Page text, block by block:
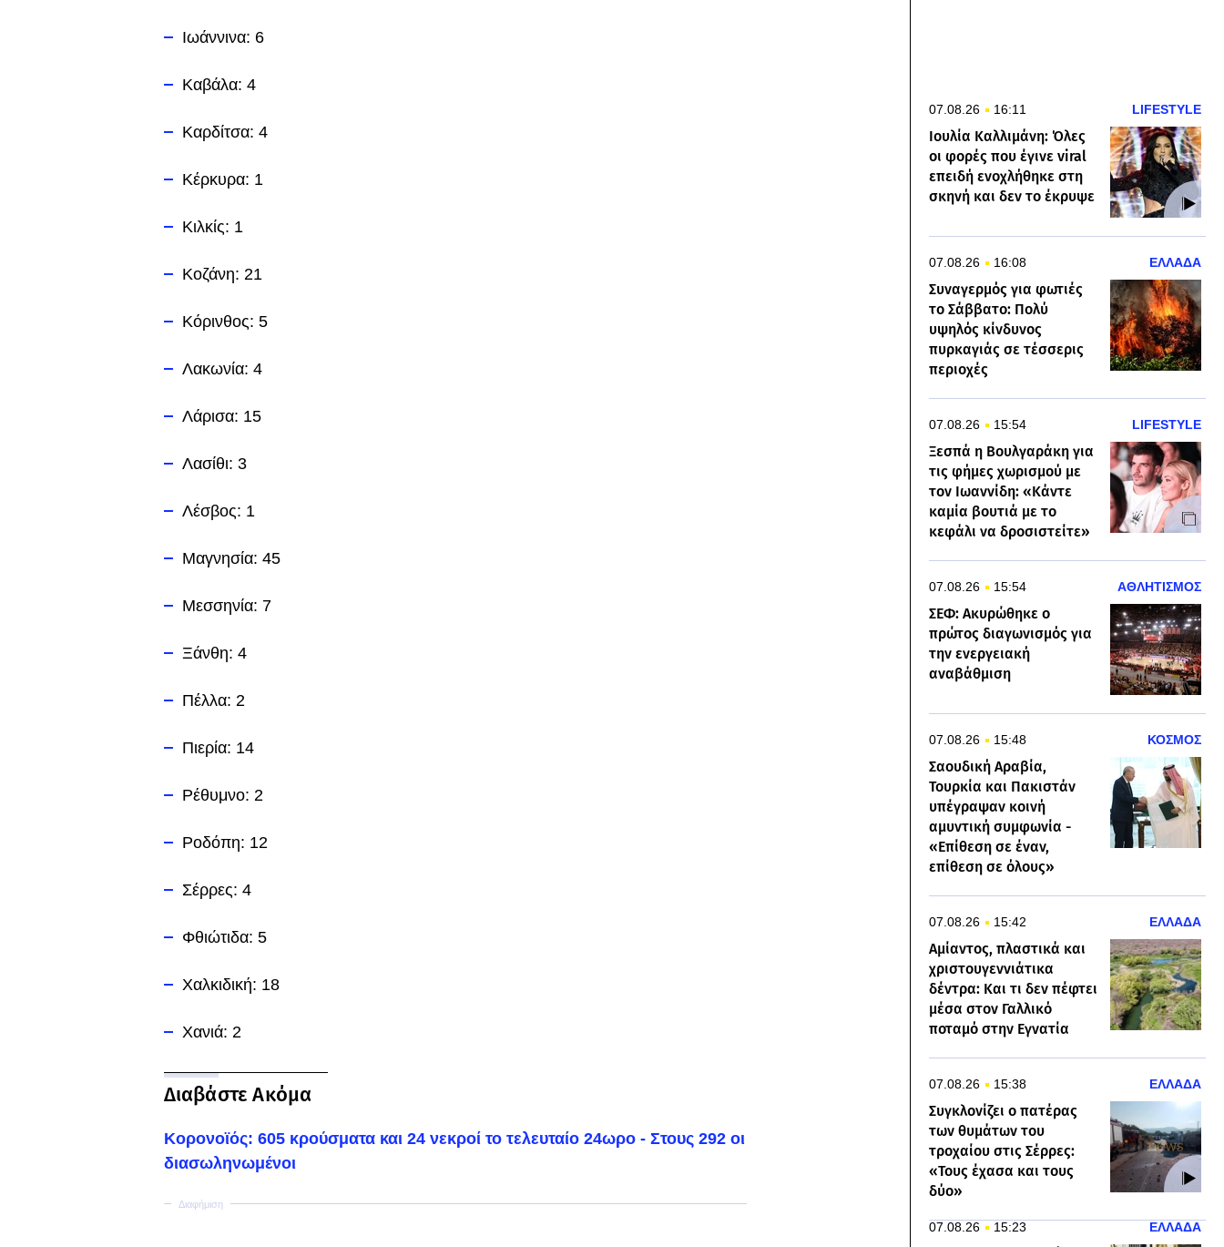
Ιωάννινα: 6
Καβάλα: 4
Καρδίτσα: 4
Κέρκυρα: 1
Κιλκίς: 1
Κοζάνη: 21
Κόρινθος: 5
Λακωνία: 4
Λάρισα: 15
Λασίθι: 3
Λέσβος: 1
Μαγνησία: 45
Μεσσηνία: 7
Ξάνθη: 4
Πέλλα: 2
Πιερία: 14
Ρέθυμνο: 2
Ροδόπη: 12
Σέρρες: 4
Φθιώτιδα: 5
Χαλκιδική: 18
Χανιά: 2
Διαβάστε Ακόμα
Κορονοϊός: 605 κρούσματα και 24 νεκροί το τελευταίο 24ωρο - Στους 292 οι
διασωληνωμένοι
07.08.26 16:11 LIFESTYLE
Ιουλία Καλλιμάνη: Όλες
οι φορές που έγινε viral
επειδή ενοχλήθηκε στη
σκηνή και δεν το έκρυψε
07.08.26 16:08 ΕΛΛΑΔΑ
Συναγερμός για φωτιές
το Σάββατο: Πολύ
υψηλός κίνδυνος
πυρκαγιάς σε τέσσερις
περιοχές
07.08.26 15:54 LIFESTYLE
Ξεσπά η Βουλγαράκη για
τις φήμες χωρισμού με
τον Ιωαννίδη: «Κάντε
καμία βουτιά με το
κεφάλι να δροσιστείτε»
07.08.26 15:54 ΑΘΛΗΤΙΣΜΟΣ
ΣΕΦ: Ακυρώθηκε ο
πρώτος διαγωνισμός για
την ενεργειακή
αναβάθμιση
07.08.26 15:48 ΚΟΣΜΟΣ
Σαουδική Αραβία,
Τουρκία και Πακιστάν
υπέγραψαν κοινή
αμυντική συμφωνία -
«Επίθεση σε έναν,
επίθεση σε όλους»
07.08.26 15:42 ΕΛΛΑΔΑ
Αμίαντος, πλαστικά και
χριστουγεννιάτικα
δέντρα: Και τι δεν πέφτει
μέσα στον Γαλλικό
ποταμό στην Εγνατία
07.08.26 15:38 ΕΛΛΑΔΑ
Συγκλονίζει ο πατέρας
των θυμάτων του
τροχαίου στις Σέρρες:
«Τους έχασα και τους
δύο»
07.08.26 15:23 ΕΛΛΑΔΑ